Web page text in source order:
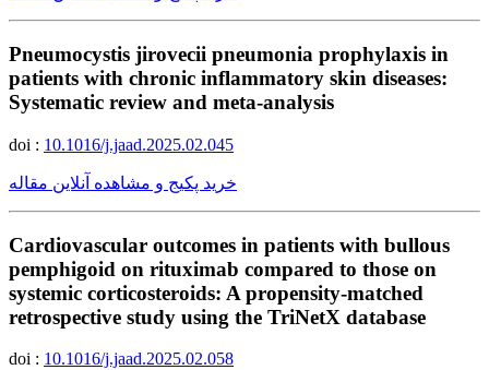
Pneumocystis jirovecii pneumonia prophylaxis in
patients with chronic inflammatory skin diseases:
Systematic review and meta-analysis
doi : 10.1016/j.jaad.2025.02.045
خرید پکیج و مشاهده آنلاین مقاله
Cardiovascular outcomes in patients with bullous
pemphigoid on rituximab compared to those on
systemic corticosteroids: A propensity-matched
retrospective study using the TriNetX database
doi : 10.1016/j.jaad.2025.02.058